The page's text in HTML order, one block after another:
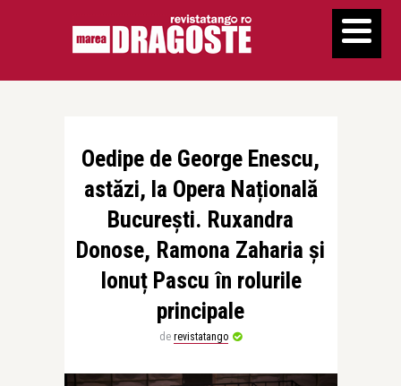
Oedipe de George Enescu,
astăzi, la Opera Națională
București. Ruxandra
Donose, Ramona Zaharia și
Ionuț Pascu în rolurile
principale
de revistatango